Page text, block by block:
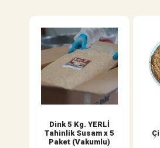
Dink 5 Kg. YERLİ
Tahinlik Susam x 5
Paket (Vakumlu)